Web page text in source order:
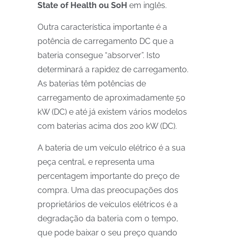
State of Health ou SoH em inglês.
Outra característica importante é a
potência de carregamento DC que a
bateria consegue “absorver”. Isto
determinará a rapidez de carregamento.
As baterias têm potências de
carregamento de aproximadamente 50
kW (DC) e até já existem vários modelos
com baterias acima dos 200 kW (DC).
A bateria de um veículo elétrico é a sua
peça central, e representa uma
percentagem importante do preço de
compra. Uma das preocupações dos
proprietários de veículos elétricos é a
degradação da bateria com o tempo,
que pode baixar o seu preço quando